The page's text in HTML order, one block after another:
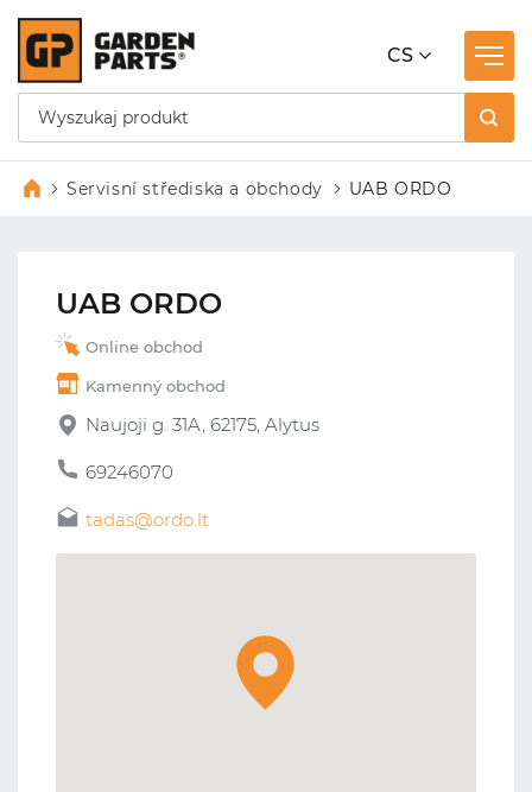
CS
Servisní střediska a obchody UAB ORDO
UAB ORDO
Online obchod
Kamenný obchod
Naujoji g. 31A, 62175, Alytus
69246070
tadas@ordo.lt